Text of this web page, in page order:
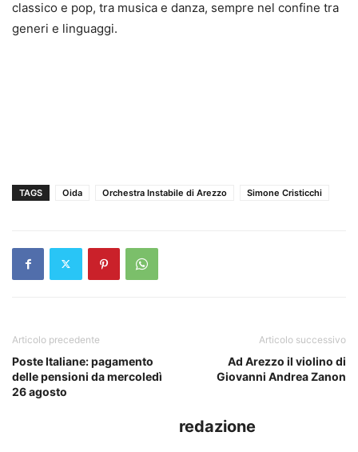
classico e pop, tra musica e danza, sempre nel confine tra
generi e linguaggi.
TAGS Oida Orchestra Instabile di Arezzo Simone Cristicchi
Articolo precedente
Poste Italiane: pagamento
delle pensioni da mercoledì
26 agosto
Articolo successivo
Ad Arezzo il violino di
Giovanni Andrea Zanon
redazione